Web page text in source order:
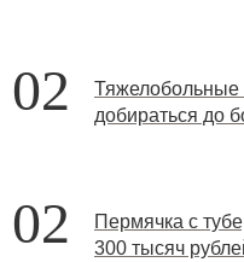
02
добираться до
02
Пермячка с
300 тысяч